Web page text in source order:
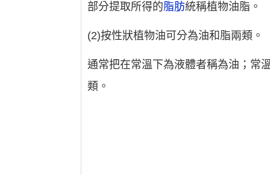
部分提取所得的脂肪統稱植物油脂。
(2)按性狀植物油可分為油和脂兩類。
通常把在常溫下為液體者稱為油；常
類。